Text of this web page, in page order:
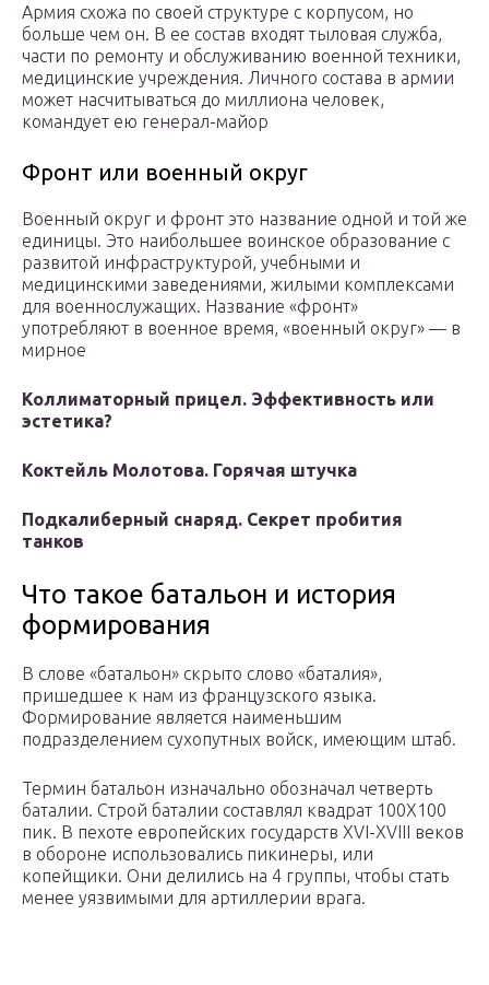
Армия схожа по своей структуре с корпусом, но
больше чем он. В ее состав входят тыловая служба,
части по ремонту и обслуживанию военной техники,
медицинские учреждения. Личного состава в армии
может насчитываться до миллиона человек,
командует ею генерал-майор
Фронт или военный округ
Военный округ и фронт это название одной и той же
единицы. Это наибольшее воинское образование с
развитой инфраструктурой, учебными и
медицинскими заведениями, жилыми комплексами
для военнослужащих. Название «фронт»
употребляют в военное время, «военный округ» — в
мирное
Коллиматорный прицел. Эффективность или
эстетика?
Коктейль Молотова. Горячая штучка
Подкалиберный снаряд. Секрет пробития
танков
Что такое батальон и история
формирования
В слове «батальон» скрыто слово «баталия»,
пришедшее к нам из французского языка.
Формирование является наименьшим
подразделением сухопутных войск, имеющим штаб.
Термин батальон изначально обозначал четверть
баталии. Строй баталии составлял квадрат 100Х100
пик. В пехоте европейских государств XVI-XVIII веков
в обороне использовались пикинеры, или
копейщики. Они делились на 4 группы, чтобы стать
менее уязвимыми для артиллерии врага.